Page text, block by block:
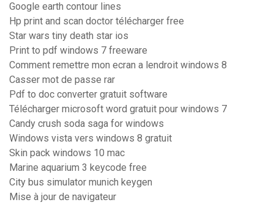
Google earth contour lines
Hp print and scan doctor télécharger free
Star wars tiny death star ios
Print to pdf windows 7 freeware
Comment remettre mon ecran a lendroit windows 8
Casser mot de passe rar
Pdf to doc converter gratuit software
Télécharger microsoft word gratuit pour windows 7
Candy crush soda saga for windows
Windows vista vers windows 8 gratuit
Skin pack windows 10 mac
Marine aquarium 3 keycode free
City bus simulator munich keygen
Mise à jour de navigateur